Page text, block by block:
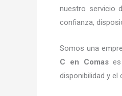
nuestro servicio
confianza,
Somos una
C en Comases
disponibilidad y el